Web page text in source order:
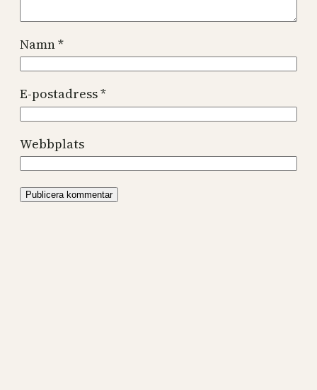
Namn*
E-postadress*
Webbplats